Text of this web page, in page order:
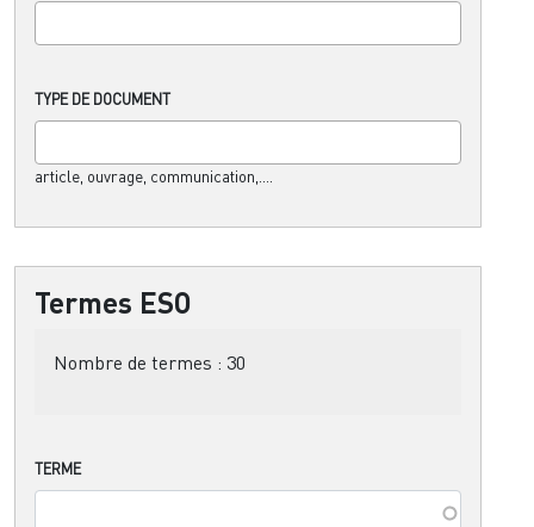
TYPE DE DOCUMENT
article, ouvrage, communication,....
Termes ESO
Nombre de termes : 30
TERME